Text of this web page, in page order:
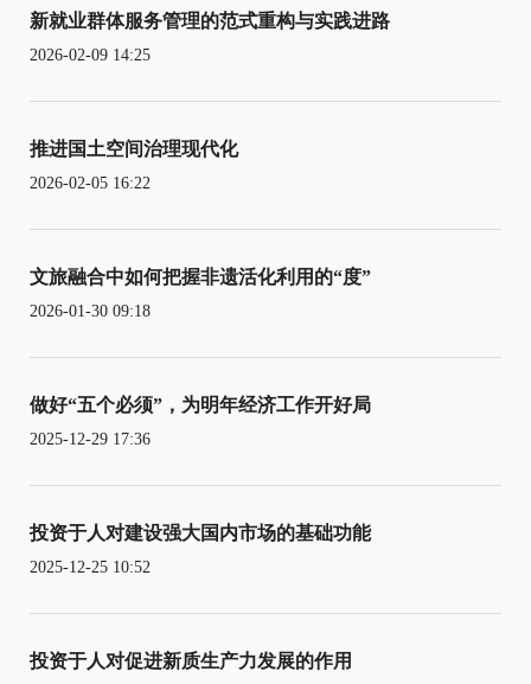
新就业群体服务管理的范式重构与实践进路
2026-02-09 14:25
推进国土空间治理现代化
2026-02-05 16:22
文旅融合中如何把握非遗活化利用的“度”
2026-01-30 09:18
做好“五个必须”，为明年经济工作开好局
2025-12-29 17:36
投资于人对建设强大国内市场的基础功能
2025-12-25 10:52
投资于人对促进新质生产力发展的作用